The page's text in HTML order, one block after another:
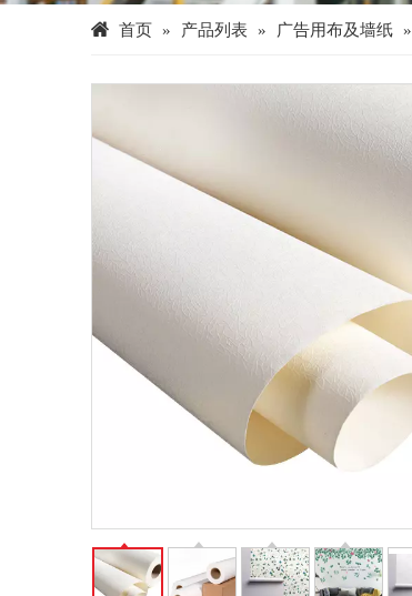
首页 » 产品列表 » 广告用布及墙纸 »